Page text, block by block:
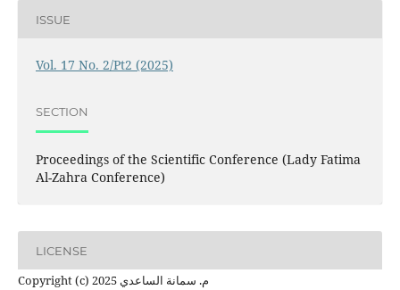
ISSUE
Vol. 17 No. 2/Pt2 (2025)
SECTION
Proceedings of the Scientific Conference (Lady Fatima
Al-Zahra Conference)
LICENSE
Copyright (c) 2025 م. سمانة الساعدي